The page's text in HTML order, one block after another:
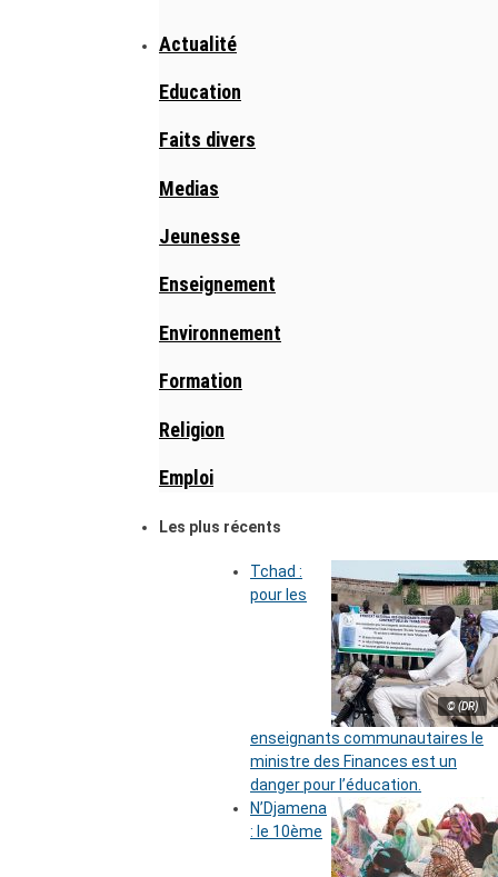
Actualité
Education
Faits divers
Medias
Jeunesse
Enseignement
Environnement
Formation
Religion
Emploi
Les plus récents
© (DR)
Tchad :
pour les
enseignants communautaires le
ministre des Finances est un
danger pour l’éducation.
N’Djamena
: le 10ème